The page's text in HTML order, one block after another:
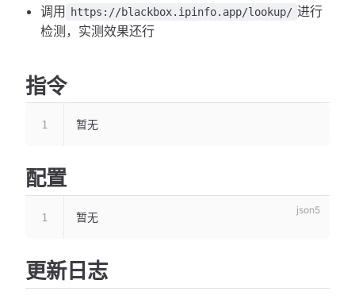
调用 https://blackbox.ipinfo.app/lookup/ 进行
检测，实测效果还行
指令
暂无
配置
暂无
更新日志